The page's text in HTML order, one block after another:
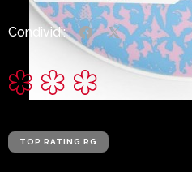
Condividi:
TOP RATING RG